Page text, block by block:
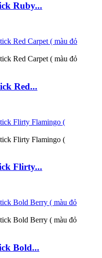
Ruby...
Red...
Flirty...
Bold...